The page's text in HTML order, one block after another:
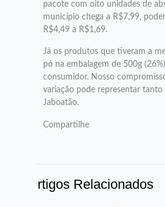
pacote com oito unidades de
município chega a R$7,99,
R$4,49 a R$1,69.
Já os produtos que tiveram a
pó na embalagem de 500g
consumidor. Nosso
variação pode representar
Jaboatão.
Compartilhe
rtigos Relacionados